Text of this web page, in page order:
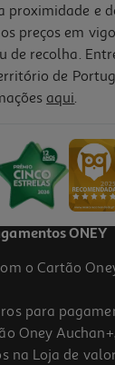
5.0 (1)
Algarve Vista
Limão 20cm
proximidade e
preços em
de recolha.
de
aqui.
ONEY
o Cartão
para
Oney
na Loja de